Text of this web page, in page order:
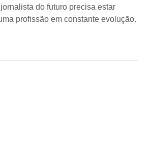
do futuro precisa estar
profissão em constante evolução.